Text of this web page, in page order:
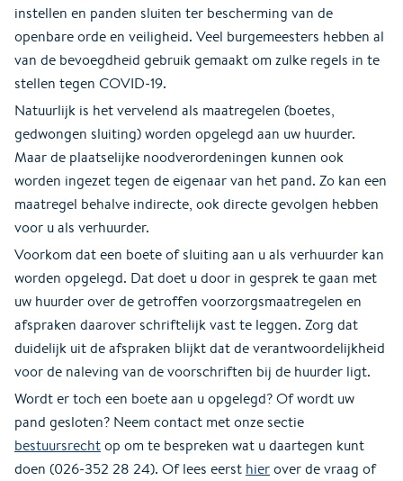
instellen en panden sluiten ter bescherming van de
openbare orde en veiligheid. Veel burgemeesters hebben al
van de bevoegdheid gebruik gemaakt om zulke regels in te
stellen tegen COVID-19.
Natuurlijk is het vervelend als maatregelen (boetes,
gedwongen sluiting) worden opgelegd aan uw huurder.
Maar de plaatselijke noodverordeningen kunnen ook
worden ingezet tegen de eigenaar van het pand. Zo kan een
maatregel behalve indirecte, ook directe gevolgen hebben
voor u als verhuurder.
Voorkom dat een boete of sluiting aan u als verhuurder kan
worden opgelegd. Dat doet u door in gesprek te gaan met
uw huurder over de getroffen voorzorgsmaatregelen en
afspraken daarover schriftelijk vast te leggen. Zorg dat
duidelijk uit de afspraken blijkt dat de verantwoordelijkheid
voor de naleving van de voorschriften bij de huurder ligt.
Wordt er toch een boete aan u opgelegd? Of wordt uw
pand gesloten? Neem contact met onze sectie
bestuursrechtop om te bespreken wat u daartegen kunt
doen (026-352 28 24). Of lees eerst hierover de vraag of